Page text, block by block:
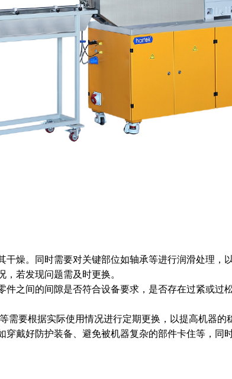
燥。同时需要对关键部位如轴承等进行润滑处理，
若发现问题需及时更换。
之间的间隙是否符合设备要求，是否存在过紧或过
需要根据实际使用情况进行定期更换，以提高机器的
戴好防护装备、避免被机器复杂的部件卡住等，同